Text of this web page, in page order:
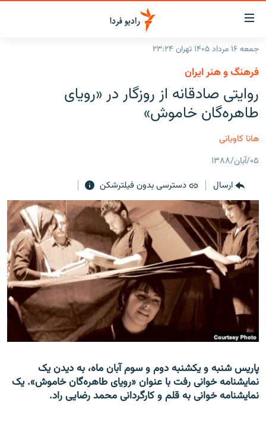
لینک‌های
قابلیت
دسترسی
بازگشت
بازگشت
منوی
اصلی
رفتن
به
صفحه
صفحه اصلی
ایران
جهان
فرکانس‌ها
پادکست
چندرسانه‌ای
گزارش‌های تصویری
گزارش‌های ویدئویی
زنان فردا
English
به ما بپیوندید
زبان‌های دیگر
جمعه ۱۶ مرداد ۱۴۰۵ تهران ۲۳:۲۴
فرهنگ و هنر ایران
روایتی صادقانه از روزگار در «رویای
طاهره‌گان خاموش»
هانا کاویانی
۰۵/آبان/۱۳۸۸
ارسال
دسترسی بدون فیلترشکن
پاریس شنبه و یکشنبه دوم و سوم آبان ماه، به دیدن یک
نمایشنامه خوانی رفت با عنوان «رویای طاهره‌گان خاموش». یک
نمایشنامه خوانی به قلم و کارگردانی محمد رضایی راد.